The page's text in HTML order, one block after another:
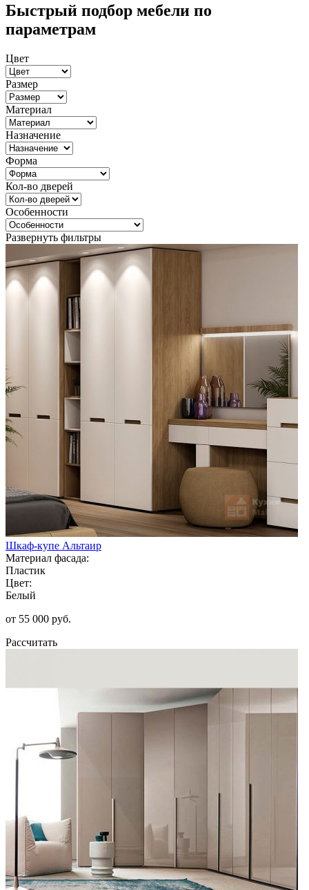
Быстрый подбор мебели по
параметрам
Цвет
Размер
Материал
Назначение
Форма
Кол-во дверей
Особенности
Развернуть фильтры
Шкаф-купе Альтаир
Материал фасада:
Пластик
Цвет:
Белый
от 55 000 руб.
Рассчитать